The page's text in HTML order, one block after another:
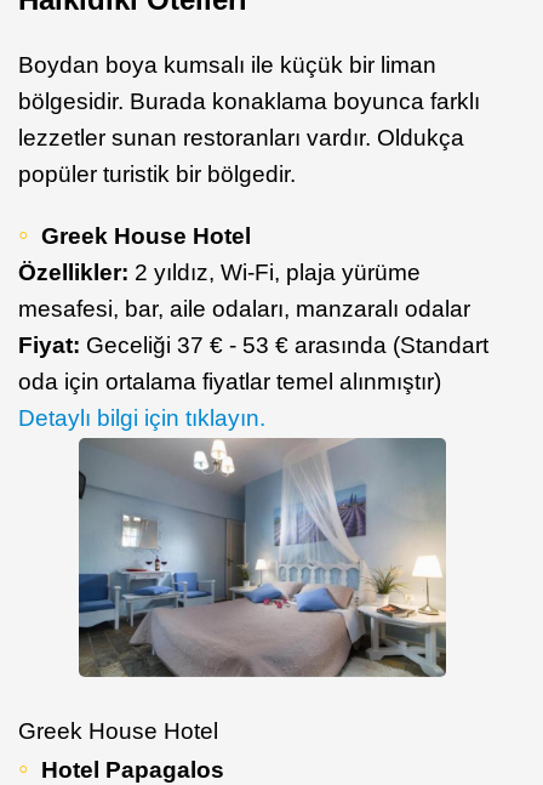
Boydan boya kumsalı ile küçük bir liman
bölgesidir. Burada konaklama boyunca farklı
lezzetler sunan restoranları vardır. Oldukça
popüler turistik bir bölgedir.
Greek House Hotel
Özellikler: 2 yıldız, Wi-Fi, plaja yürüme
mesafesi, bar, aile odaları, manzaralı odalar
Fiyat: Geceliği 37 € - 53 € arasında (Standart
oda için ortalama fiyatlar temel alınmıştır)
Detaylı bilgi için tıklayın.
Greek House Hotel
Hotel Papagalos